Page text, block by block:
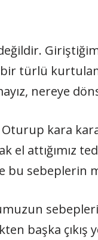
bir türlü
nereye
kara
el attığımız
sebeplerin
başka